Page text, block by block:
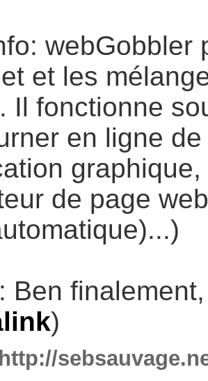
webGobbler
et les
Il fonctionne
en ligne
de page
Ben
)
http://